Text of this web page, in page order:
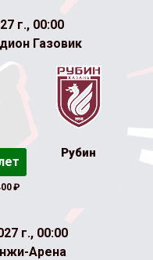
г., 00:00
Газовик
₽
Рубин
г., 00:00
Арена